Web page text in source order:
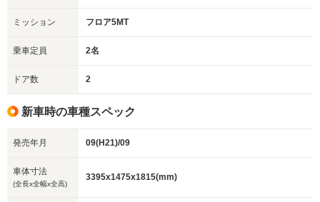
ミッション フロア5MT
乗車定員 2名
ドア数 2
新車時の車種スペック
発売年月 09(H21)/09
車体寸法
(全長x全幅x全高)
3395x1475x1815(mm)